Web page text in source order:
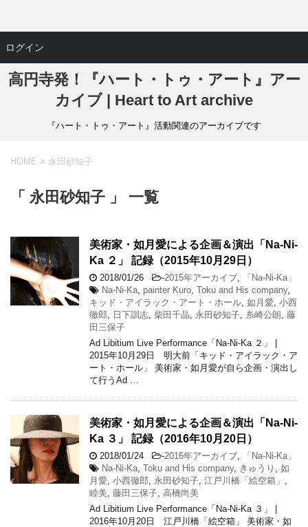
高円寺発！『ハート・トゥ・アート』アー
カイブ | Heart to Art archive
『ハート・トゥ・アート』活動関連のアーカイブです
HOME > 永田砂知子
「 永田砂知子 」 一覧
美術家・如月愛による企画＆演出「Na-Ni-
Ka ２」 記録（2015年10月29日）
2018/01/26 -2015年アーカイブ
「Na-Ni-Ka」
Na-Ni-Ka painter Kuro Toku and His company,
キッド・アイラック・アート・ホール 如月愛 小西
徹郎
日下訓志 柴田千晶 永田砂知子 糸崎公朗 藤
田三保子
Ad Libitium Live Performance「Na-Ni-Ka ２」 |
2015年10月29日 明大前「キッド・アイラック・ア
ート・ホール」 美術家・如月愛が自ら企画・演出し
て行うAd …
美術家・如月愛による企画＆演出「Na-Ni-
Ka ３」 記録（2016年10月20日）
2018/01/24 -2016年アーカイブ
「Na-Ni-Ka」
Na-Ni-Ka Toku and His company, きゅうり
如
月愛 小西徹郎 永田砂知子 江戸川橋「絵空箱」
睦美 藤田三保子 高橋尚美
Ad Libitium Live Performance「Na-Ni-Ka ３」 |
2016年10月20日 江戸川橋「絵空箱」 美術家・如
ログイン